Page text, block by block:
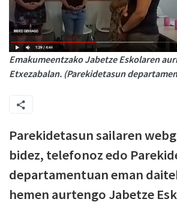
Emakumeentzako Jabetze Eskolaren
Etxezabalan. (Parekidetasun
Parekidetasun sailaren
bidez, telefonoz edo
departamentuan eman
hemen aurtengo Jabetze